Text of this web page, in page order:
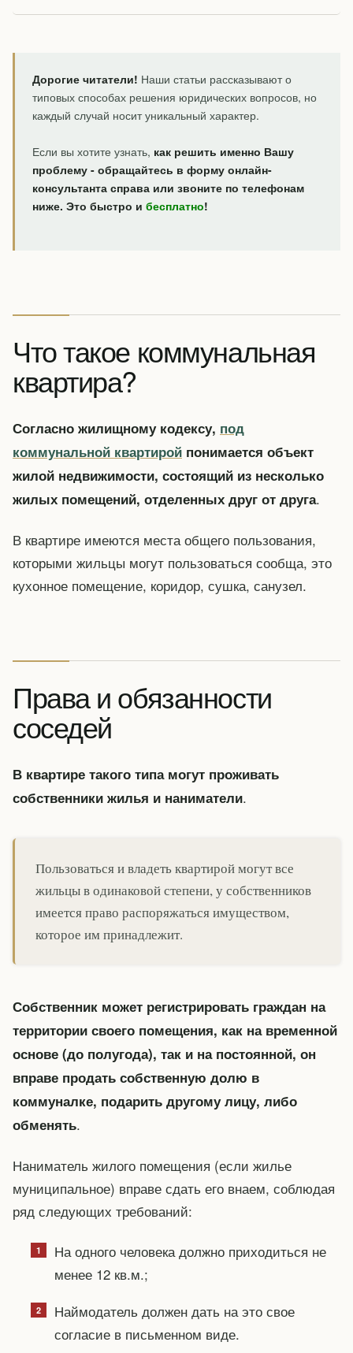
Дорогие читатели! Наши статьи рассказывают о
типовых способах решения юридических вопросов, но
каждый случай носит уникальный характер.
Если вы хотите узнать, как решить именно Вашу
проблему - обращайтесь в форму онлайн-
консультанта справа или звоните по телефонам
ниже. Это быстро и бесплатно!
Что такое коммунальная
квартира?
Согласно жилищному кодексу, под
коммунальной квартирой понимается объект
жилой недвижимости, состоящий из несколько
жилых помещений, отделенных друг от друга.
В квартире имеются места общего пользования,
которыми жильцы могут пользоваться сообща, это
кухонное помещение, коридор, сушка, санузел.
Права и обязанности
соседей
В квартире такого типа могут проживать
собственники жилья и наниматели.
Пользоваться и владеть квартирой могут все
жильцы в одинаковой степени, у собственников
имеется право распоряжаться имуществом,
которое им принадлежит.
Собственник может регистрировать граждан на
территории своего помещения, как на временной
основе (до полугода), так и на постоянной, он
вправе продать собственную долю в
коммуналке, подарить другому лицу, либо
обменять.
Наниматель жилого помещения (если жилье
муниципальное) вправе сдать его внаем, соблюдая
ряд следующих требований:
На одного человека должно приходиться не
менее 12 кв.м.;
Наймодатель должен дать на это свое
согласие в письменном виде.